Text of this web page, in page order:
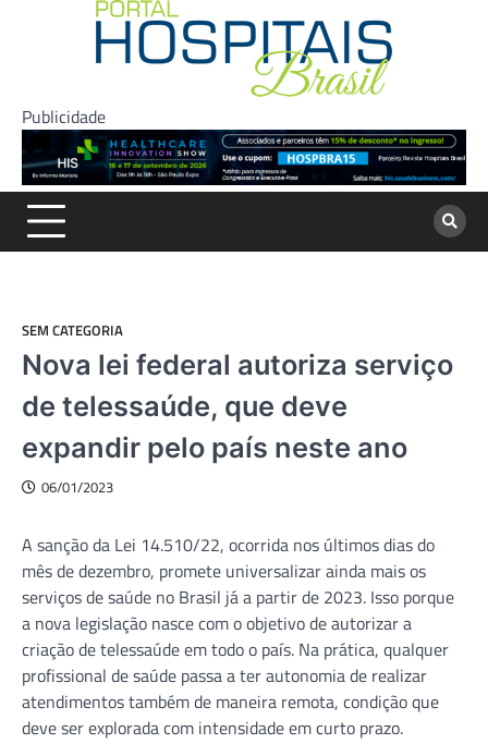
Publicidade
SEM CATEGORIA
Nova lei federal autoriza serviço
de telessaúde, que deve
expandir pelo país neste ano
06/01/2023
A sanção da Lei 14.510/22, ocorrida nos últimos dias do
mês de dezembro, promete universalizar ainda mais os
serviços de saúde no Brasil já a partir de 2023. Isso porque
a nova legislação nasce com o objetivo de autorizar a
criação de telessaúde em todo o país. Na prática, qualquer
profissional de saúde passa a ter autonomia de realizar
atendimentos também de maneira remota, condição que
deve ser explorada com intensidade em curto prazo.